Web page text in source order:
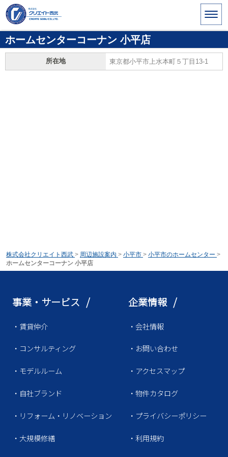
ホームセンターコーナン 小平店
所在地 東京都小平市上水本町５丁目13-1
株式会社クリエイト西武 > 周辺施設案内 > 小平市 > 小平市のホームセンター >
ホームセンターコーナン 小平店
事業・サービス /
・賃貸仲介
・コンサルティング
・モデルルーム
・自社ブランド
・リフォーム・リノベーション
・大規模修繕
企業情報 /
・会社情報
・お問い合わせ
・アクセスマップ
・物件カタログ
・プライバシーポリシー
・利用規約